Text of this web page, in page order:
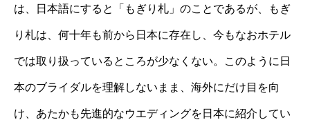
は、日本語にすると「もぎり札」のことであるが、もぎ
り札は、何十年も前から日本に存在し、今もなおホテル
では取り扱っているところが少なくない。このように日
本のブライダルを理解しないまま、海外にだけ目を向
け、あたかも先進的なウエディングを日本に紹介してい